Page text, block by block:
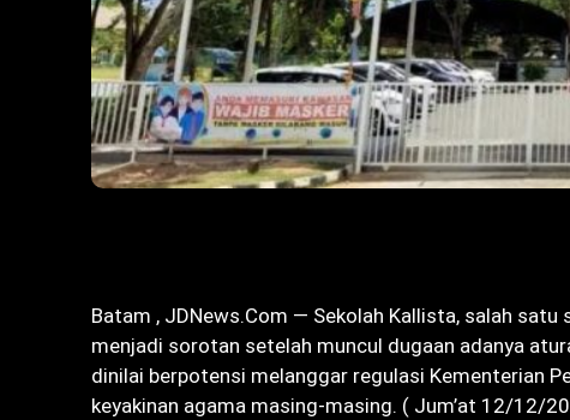
‎Batam , JDNews.Com — Sekolah Kallista, salah
menjadi sorotan setelah muncul dugaan adanya
dinilai berpotensi melanggar regulasi Kementerian
keyakinan agama masing-masing. ( Jum’at 12/12/